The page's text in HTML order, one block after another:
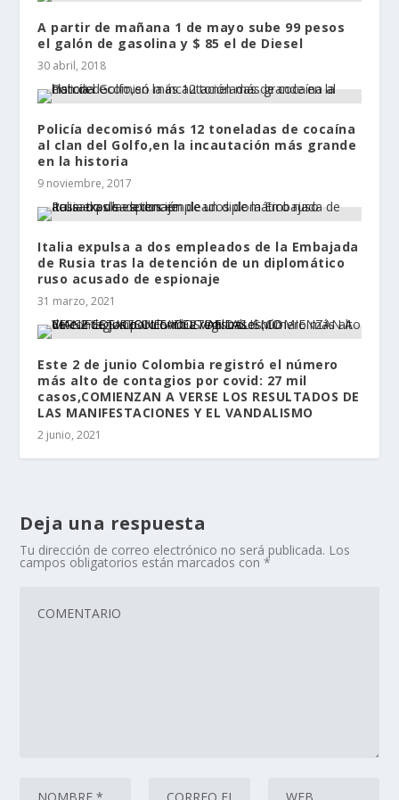
A partir de mañana 1 de mayo sube 99 pesos
el galón de gasolina y $ 85 el de Diesel
30 abril, 2018
Policía decomisó más 12 toneladas de cocaína
al clan del Golfo,en la incautación más grande
en la historia
9 noviembre, 2017
Italia expulsa a dos empleados de la Embajada
de Rusia tras la detención de un diplomático
ruso acusado de espionaje
31 marzo, 2021
Este 2 de junio Colombia registró el número
más alto de contagios por covid: 27 mil
casos,COMIENZAN A VERSE LOS RESULTADOS DE
LAS MANIFESTACIONES Y EL VANDALISMO
2 junio, 2021
Deja una respuesta
Tu dirección de correo electrónico no será publicada. Los
campos obligatorios están marcados con*